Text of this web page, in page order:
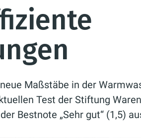
Maßstäbe in der
Test der Stiftung
Bestnote „Sehr gut“ (1,5)